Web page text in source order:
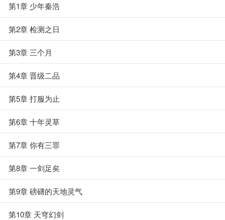
第1章 少年秦浩
第2章 检测之日
第3章 三个月
第4章 晋级二品
第5章 打服为止
第6章 十年灵草
第7章 你有三罪
第8章 一剑足矣
第9章 磅礴的天地灵气
第10章 天穹幻剑